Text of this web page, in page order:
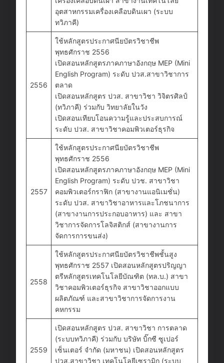
อุตสาหกรรมเครื่องเคลือบดินเผา (ระบบ
ทวิภาคี)
2556
ใช้หลักสูตรประกาศนียบัตรวิชาชีพ
พุทธศักราช 2556
เปิดสอนหลักสูตรภาคภาษาอังกฤษ MEP (Mini
English Program) ระดับ ปวส.สาขาวิชาการ
ตลาด
เปิดสอนหลักสูตร ปวส. สาขาวิชา วิจิตรศิลป์
(ทวิภาคี) ร่วมกับ วิทยาลัยในวัง
เปิดสอนเทียบโอนความรู้และประสบการณ์
ระดับ ปวส. สาขาวิชาคอมพิวเตอร์ธุรกิจ
2557
ใช้หลักสูตรประกาศนียบัตรวิชาชีพ
พุทธศักราช 2556
เปิดสอนหลักสูตรภาคภาษาอังกฤษ MEP (Mini
English Program) ระดับ ปวช. สาขาวิชา
คอมพิวเตอร์กราฟิก (สาขางานแอนิเมชั่น)
ระดับ ปวส. สาขาวิชาอาหารและโภชนาการ
(สาขางานการประกอบอาหาร) และ สาขา
วิชาการจัดการโลจิสติกส์ (สาขางานการ
จัดการการขนส่ง)
2558
ใช้หลักสูตรประกาศนียบัตรวิชาชีพชั้นสูง
พุทธศักราช 2557 เปิดสอนหลักสูตรปริญญา
ตรีหลักสูตรเทคโนโลยีบัณฑิต (ทล.บ.) สาขา
วิชาคอมพิวเตอร์ธุรกิจ สาขาวิชาออกแบบ
ผลิตภัณฑ์ และสาขาวิชาการจัดการงาน
คหกรรม
2559
เปิดสอนหลักสูตร ปวส. สาขาวิชา การตลาด
(ระบบทวิภาคี) ร่วมกับ บริษัท บิ๊กซี ซูเปอร์
เซ็นเตอร์ จำกัด (มหาชน) เปิดสอนหลักสูตร
ปวส.สาขาวิชา เทคโนโลยีเซรามิก (ระบบ